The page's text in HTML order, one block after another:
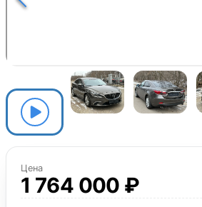
Цена
1 764 000 ₽